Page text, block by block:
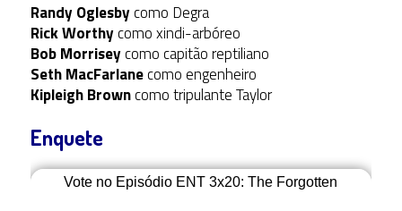
Randy Oglesbycomo Degra
Rick Worthycomo xindi-arbóreo
Bob Morriseycomo capitão reptiliano
Seth MacFarlanecomo engenheiro
Kipleigh Browncomo tripulante Taylor
Enquete
Vote no Episódio ENT 3x20: The Forgotten